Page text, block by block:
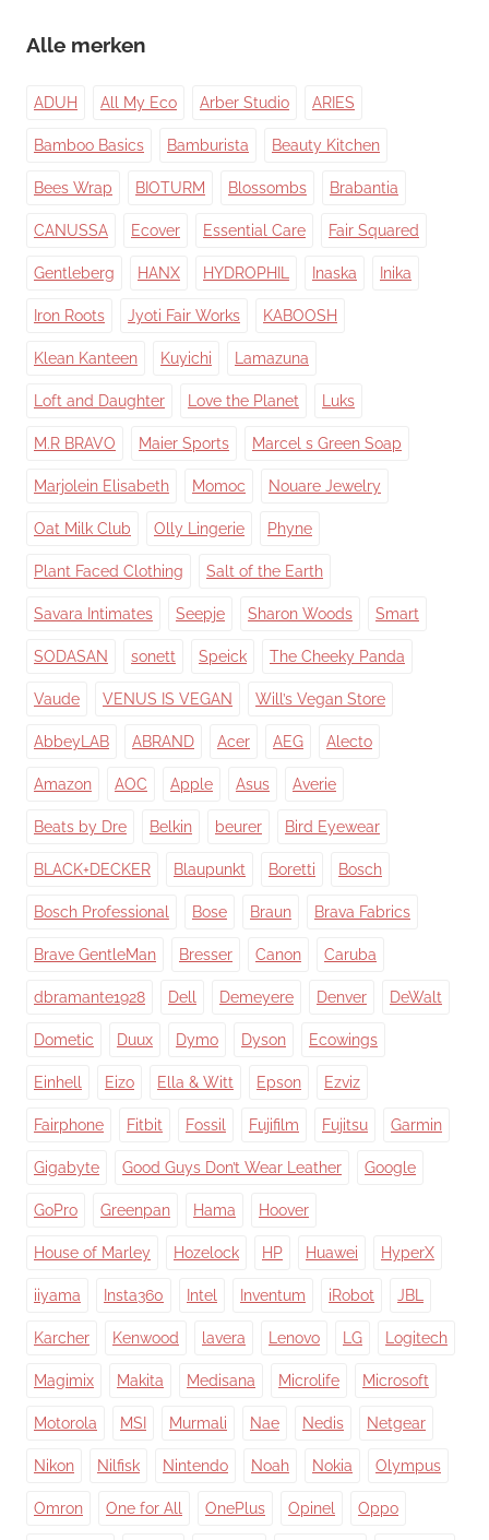
Alle merken
ADUH All My Eco Arber Studio ARIES
Bamboo Basics Bamburista Beauty Kitchen
Bees Wrap BIOTURM Blossombs Brabantia
CANUSSA Ecover Essential Care Fair Squared
Gentleberg HANX HYDROPHIL Inaska Inika
Iron Roots Jyoti Fair Works KABOOSH
Klean Kanteen Kuyichi Lamazuna
Loft and Daughter Love the Planet Luks
M.R BRAVO Maier Sports Marcel s Green Soap
Marjolein Elisabeth Momoc Nouare Jewelry
Oat Milk Club Olly Lingerie Phyne
Plant Faced Clothing Salt of the Earth
Savara Intimates Seepje Sharon Woods Smart
SODASAN sonett Speick The Cheeky Panda
Vaude VENUS IS VEGAN Will’s Vegan Store
AbbeyLAB ABRAND Acer AEG Alecto
Amazon AOC Apple Asus Averie
Beats by Dre Belkin beurer Bird Eyewear
BLACK+DECKER Blaupunkt Boretti Bosch
Bosch Professional Bose Braun Brava Fabrics
Brave GentleMan Bresser Canon Caruba
dbramante1928 Dell Demeyere Denver DeWalt
Dometic Duux Dymo Dyson Ecowings
Einhell Eizo Ella & Witt Epson Ezviz
Fairphone Fitbit Fossil Fujifilm Fujitsu Garmin
Gigabyte Good Guys Don’t Wear Leather Google
GoPro Greenpan Hama Hoover
House of Marley Hozelock HP Huawei HyperX
iiyama Insta360 Intel Inventum iRobot JBL
Karcher Kenwood lavera Lenovo LG Logitech
Magimix Makita Medisana Microlife Microsoft
Motorola MSI Murmali Nae Nedis Netgear
Nikon Nilfisk Nintendo Noah Nokia Olympus
Omron One for All OnePlus Opinel Oppo